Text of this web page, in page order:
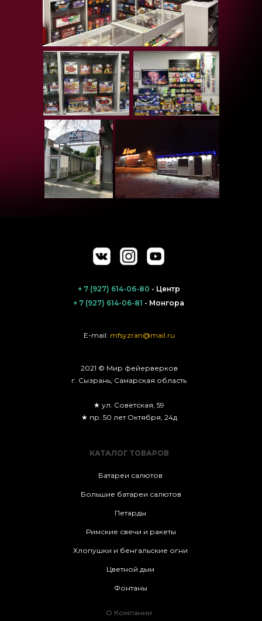
+ 7 (927) 614-06-81 - Монгора
2021 © Мир фейерверков
г. Сызрань, Самарская область
★ ул. Советская, 59
★ пр. 50 лет Октября, 24д
О Компании
E-mail: mfsyzran@mail.ru
КАТАЛОГ ТОВАРОВ
+ 7 (927) 614-06-80 - Центр
Батареи салютов
Петарды
Большие батареи салютов
Римские свечи и ракеты
Хлопушки и бенгальские огни
Фонтаны
Цветной дым